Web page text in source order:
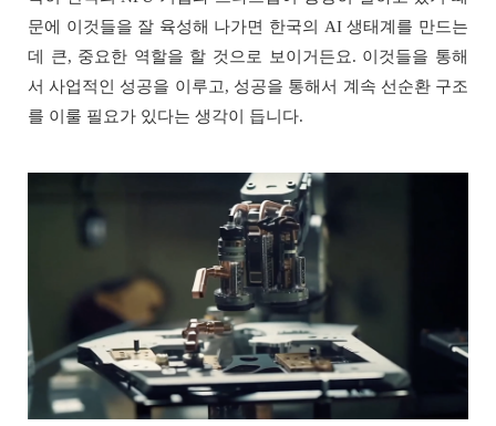
문에 이것들을 잘 육성해 나가면 한국의 AI 생태계를 만드는
데 큰, 중요한 역할을 할 것으로 보이거든요. 이것들을 통해
서 사업적인 성공을 이루고, 성공을 통해서 계속 선순환 구조
를 이룰 필요가 있다는 생각이 듭니다.